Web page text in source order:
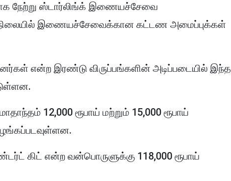
நேற்று ஸ்டார்லிங்க் இணையச்சேவை
இணையச்சேவைக்கான கட்டண அமைப்புக்கள்
என்ற இரண்டு விருப்பங்களின் அடிப்படையில் இந்த
மாதாந்தம் 12,000 ரூபாய் மற்றும் 15,000 ரூபாய்
கிட் என்ற வன்பொருளுக்கு 118,000 ரூபாய்